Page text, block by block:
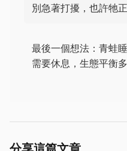
別急著打擾，也許牠
最後一個想法：青蛙
需要休息，生態平衡多